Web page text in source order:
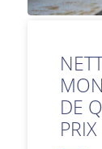
DE
PRIX